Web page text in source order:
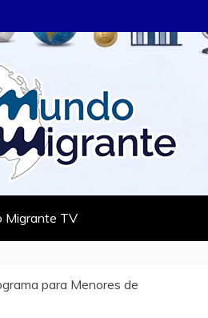
Migrante TV
para Menores de